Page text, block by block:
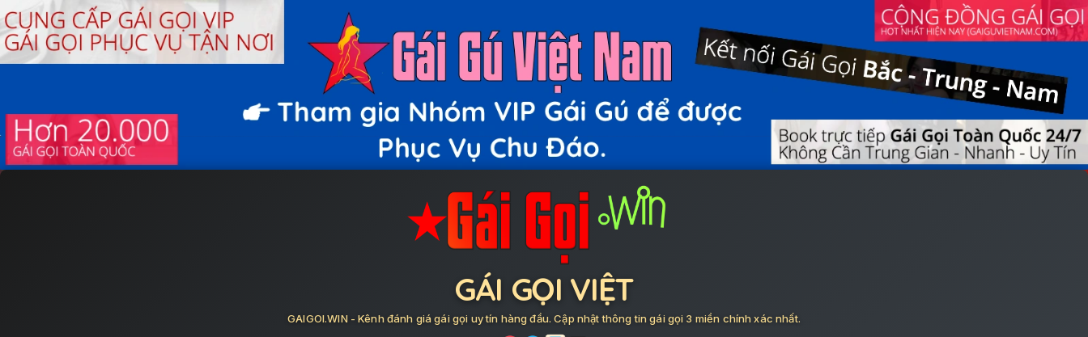
GÁI GỌI VIỆT
GAIGOI.WIN - Kênh đánh giá gái gọi uy tín hàng đầu. Cập nhật thông tin gái gọi 3 miền chính xác nhất.